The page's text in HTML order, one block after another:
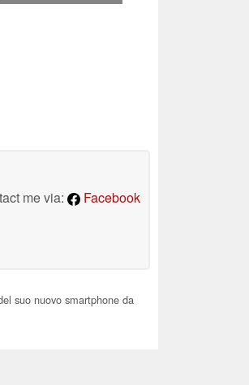
me via:
Facebook
suo nuovo smartphone da